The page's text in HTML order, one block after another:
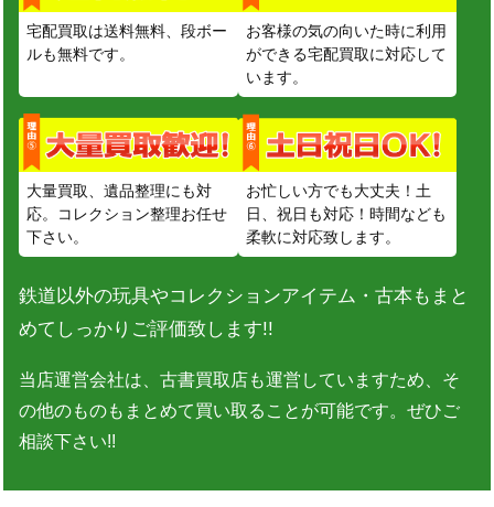
宅配買取は送料無料、段ボー
ルも無料です。
お客様の気の向いた時に利用
ができる宅配買取に対応して
います。
大量買取、遺品整理にも対
応。コレクション整理お任せ
下さい。
お忙しい方でも大丈夫！土
日、祝日も対応！時間なども
柔軟に対応致します。
鉄道以外の玩具やコレクションアイテム・古本もまと
めてしっかりご評価致します!!
当店運営会社は、古書買取店も運営していますため、そ
の他のものもまとめて買い取ることが可能です。ぜひご
相談下さい!!